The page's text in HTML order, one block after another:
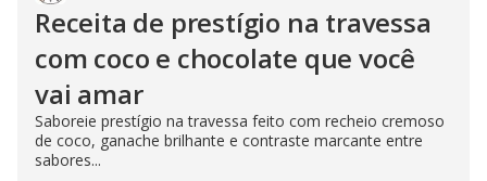
Receita de prestígio na travessa
com coco e chocolate que você
vai amar
Saboreie prestígio na travessa feito com recheio cremoso
de coco, ganache brilhante e contraste marcante entre
sabores...